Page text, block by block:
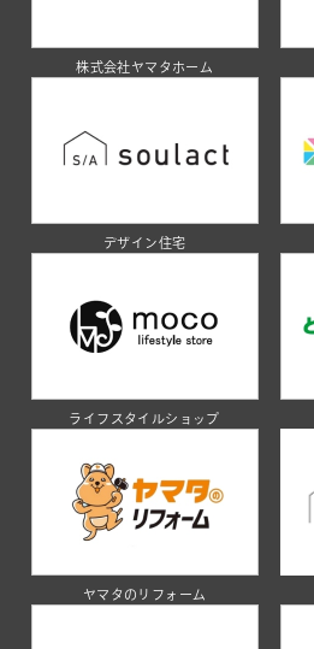
株式会社ヤマタホーム
デザイン住宅
ライフスタイルショップ
ヤマタのリフォーム